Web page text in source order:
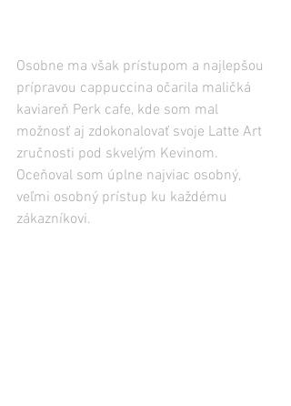
Osobne ma však prístupom a najlepšou
prípravou cappuccina očarila maličká
kaviareň Perk cafe, kde som mal
možnosť aj zdokonalovať svoje Latte Art
zručnosti pod skvelým Kevinom.
Oceňoval som úplne najviac osobný,
veľmi osobný prístup ku každému
zákazníkovi.